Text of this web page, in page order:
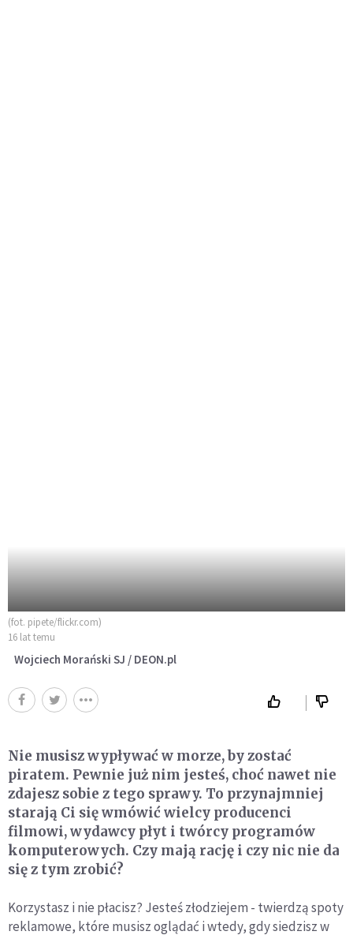
(fot. pipete/flickr.com)
16 lat temu
Wojciech Morański SJ / DEON.pl
Nie musisz wypływać w morze, by zostać
piratem. Pewnie już nim jesteś, choć nawet nie
zdajesz sobie z tego sprawy. To przynajmniej
starają Ci się wmówić wielcy producenci
filmowi, wydawcy płyt i twórcy programów
komputerowych. Czy mają rację i czy nic nie da
się z tym zrobić?
Korzystasz i nie płacisz? Jesteś złodziejem - twierdzą spoty
reklamowe, które musisz oglądać i wtedy, gdy siedzisz w